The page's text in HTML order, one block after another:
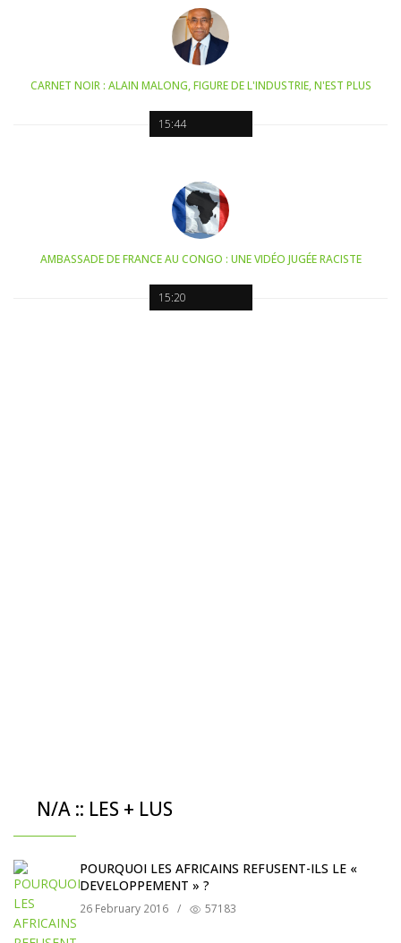
15:44
CARNET NOIR : ALAIN MALONG, FIGURE DE L'INDUSTRIE, N'EST PLUS
15:20
AMBASSADE DE FRANCE AU CONGO : UNE VIDÉO JUGÉE RACISTE
N/A :: LES + LUS
POURQUOI LES AFRICAINS REFUSENT-ILS LE «
DEVELOPPEMENT » ?
26 February 2016 / 57183